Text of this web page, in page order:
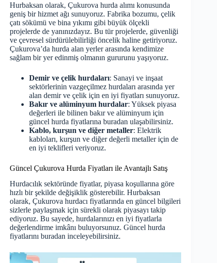
Hurbaksan olarak, Çukurova hurda alımı konusunda
geniş bir hizmet ağı sunuyoruz. Fabrika bozumu, çelik
çatı sökümü ve bina yıkımı gibi büyük ölçekli
projelerde de yanınızdayız. Bu tür projelerde, güvenliği
ve çevresel sürdürülebilirliği öncelik haline getiriyoruz.
Çukurova’da hurda alan yerler arasında kendimize
sağlam bir yer edinmiş olmanın gururunu yaşıyoruz.
Demir ve çelik hurdaları: Sanayi ve inşaat
sektörlerinin vazgeçilmez hurdaları arasında yer
alan demir ve çelik için en iyi fiyatları sunuyoruz.
Bakır ve alüminyum hurdalar: Yüksek piyasa
değerleri ile bilinen bakır ve alüminyum için
güncel hurda fiyatlarına buradan ulaşabilirsiniz.
Kablo, kurşun ve diğer metaller: Elektrik
kabloları, kurşun ve diğer değerli metaller için de
en iyi teklifleri veriyoruz.
Güncel Çukurova Hurda Fiyatları ile Avantajlı Satış
Hurdacılık sektöründe fiyatlar, piyasa koşullarına göre
hızlı bir şekilde değişiklik gösterebilir. Hurbaksan
olarak, Çukurova hurdacı fiyatlarında en güncel bilgileri
sizlerle paylaşmak için sürekli olarak piyasayı takip
ediyoruz. Bu sayede, hurdalarınızı en iyi fiyatlarla
değerlendirme imkânı buluyorsunuz. Güncel hurda
fiyatlarını buradan inceleyebilirsiniz.